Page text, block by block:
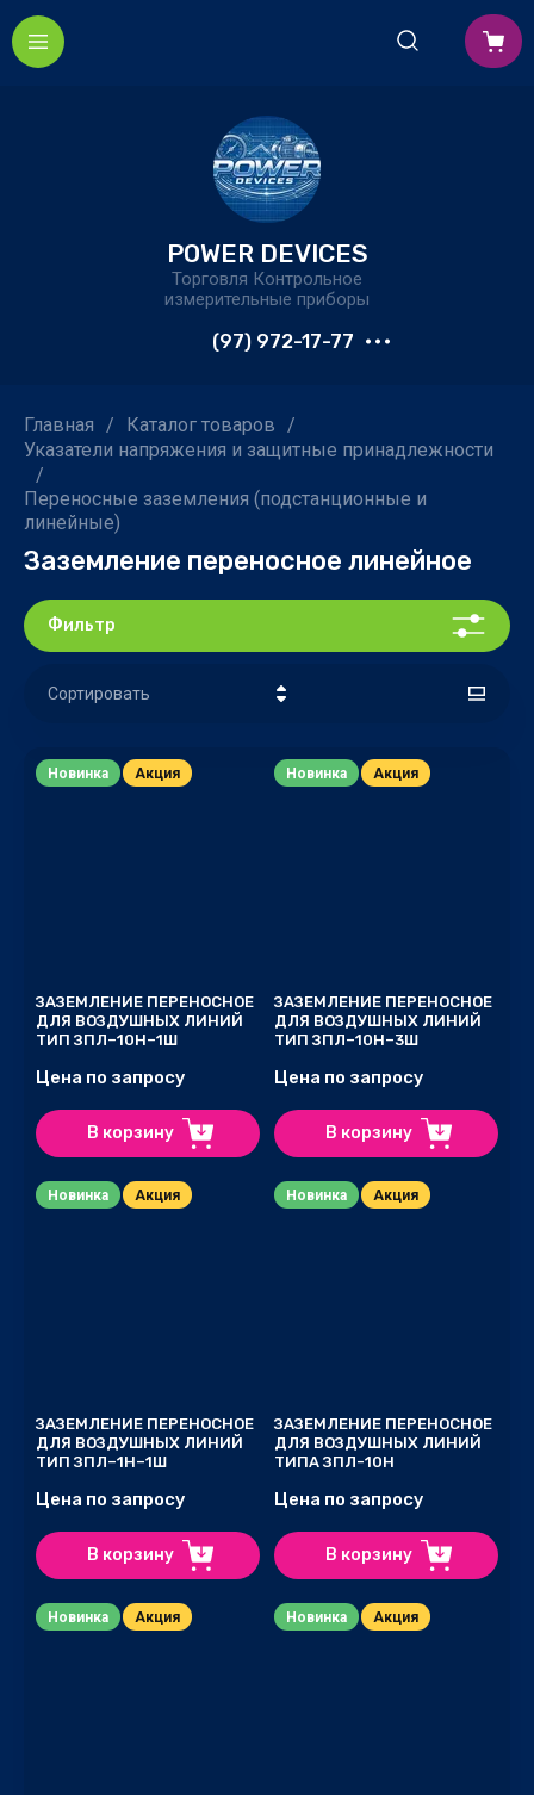
POWER DEVICES
Торговля Контрольное
измерительные приборы
(97) 972-17-77
Главная / Каталог товаров /
Указатели напряжения и защитные принадлежности
/
Переносные заземления (подстанционные и
линейные)
Заземление переносное линейное
Фильтр
Сортировать
Цена - возрастание
Новинка Акция
ЗАЗЕМЛЕНИЕ ПЕРЕНОСНОЕ
ДЛЯ ВОЗДУШНЫХ ЛИНИЙ
ТИП ЗПЛ–10Н–1Ш
Цена по запросу
В корзину
Новинка Акция
ЗАЗЕМЛЕНИЕ ПЕРЕНОСНОЕ
ДЛЯ ВОЗДУШНЫХ ЛИНИЙ
ТИП ЗПЛ–10Н–3Ш
Цена по запросу
В корзину
Новинка Акция
ЗАЗЕМЛЕНИЕ ПЕРЕНОСНОЕ
ДЛЯ ВОЗДУШНЫХ ЛИНИЙ
ТИП ЗПЛ–1Н–1Ш
Цена по запросу
В корзину
Новинка Акция
ЗАЗЕМЛЕНИЕ ПЕРЕНОСНОЕ
ДЛЯ ВОЗДУШНЫХ ЛИНИЙ
ТИПА ЗПЛ-10Н
Цена по запросу
В корзину
Новинка Акция Новинка Акция